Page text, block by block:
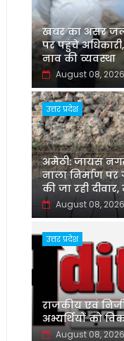
खबर का असर
पर पहुंचे
नाव की व्यवस्था
August 08, 2026
उत्तर प्रदेश
अमेठी: जायस
नाला निर्माण
की जा रही
August 08, 2026
उत्तर प्रदेश
‌राजकीय एवं
अभ्यर्थियों को
August 08, 2026